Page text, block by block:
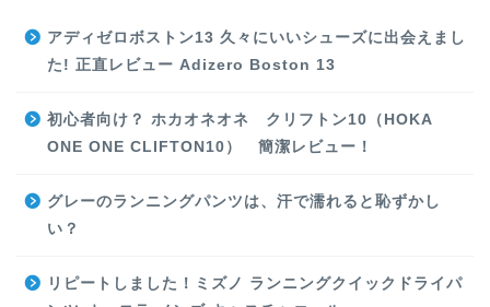
アディゼロボストン13 久々にいいシューズに出会えまし
た! 正直レビュー Adizero Boston 13
初心者向け？ ホカオネオネ クリフトン10（HOKA
ONE ONE CLIFTON10） 簡潔レビュー！
グレーのランニングパンツは、汗で濡れると恥ずかし
い？
リピートしました！ミズノ ランニングクイックドライパ